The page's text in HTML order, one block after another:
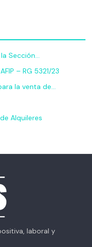
Sección…
– RG 5321/23
la venta de…
Alquileres
laboral y